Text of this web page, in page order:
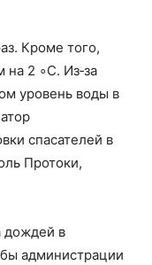
Кроме того,
2 ∘C. Из‑за
уровень воды в
спасателей в
Протоки,
дождей в
администрации